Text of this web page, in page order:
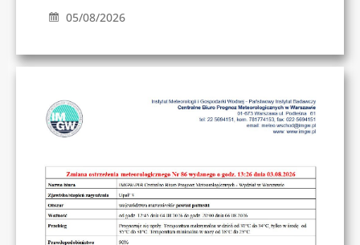
05/08/2026